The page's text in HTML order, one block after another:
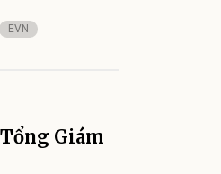
EVN
Giám